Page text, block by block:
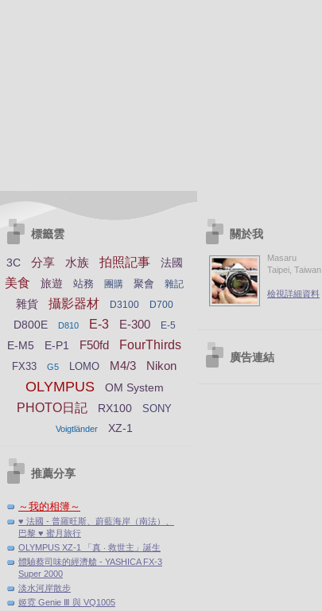
標籤雲
3C 分享 水族 拍照記事 法國
美食 旅遊 站務 團購 聚會 雜記
雜貨 攝影器材 D3100 D700
D800E D810 E-3 E-300 E-5
E-M5 E-P1 F50fd FourThirds
FX33 G5 LOMO M4/3 Nikon
OLYMPUS OM System
PHOTO日記 RX100 SONY
Voigtländer XZ-1
推薦分享
～我的相簿～
♥ 法國 - 普羅旺斯、蔚藍海岸（南法）、
巴黎 ♥ 蜜月旅行
OLYMPUS XZ-1 「真 ‧ 救世主」誕生
體驗蔡司味的經濟艙 - YASHICA FX-3
Super 2000
淡水河岸散步
姬霓 Genie Ⅲ 與 VQ1005
關於我
Masaru
Taipei, Taiwan
檢視詳細資料
廣告連結